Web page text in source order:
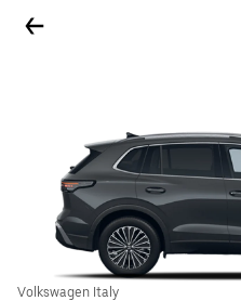
Volkswagen Italy